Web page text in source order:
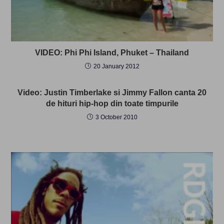
VIDEO: Phi Phi Island, Phuket – Thailand
20 January 2012
Video: Justin Timberlake si Jimmy Fallon canta 20
de hituri hip-hop din toate timpurile
3 October 2010